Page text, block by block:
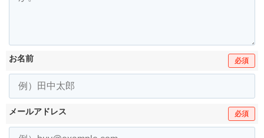
お名前 必須
メールアドレス 必須